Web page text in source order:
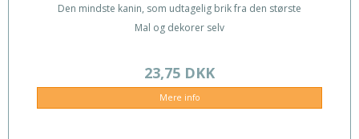
Den mindste kanin, som udtagelig brik fra den største
Mal og dekorer selv
23,75 DKK
Mere info